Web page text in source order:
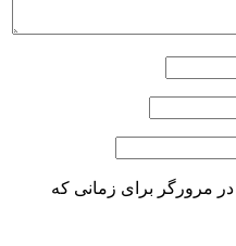
مرورگر برای زمانی که